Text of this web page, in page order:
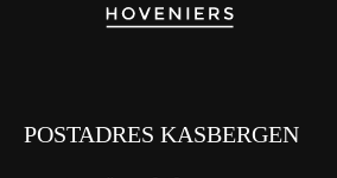
POSTADRES KASBERGEN